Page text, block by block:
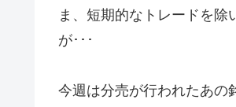
ま、短期的なトレードを
が･･･
今週は分売が行われたあの